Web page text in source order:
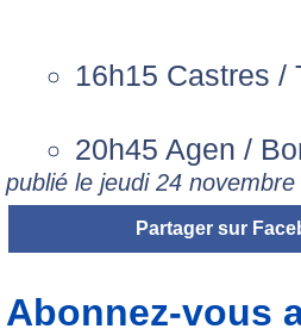
16h15 Castres /
20h45 Agen /
publié le jeudi 24
Partager sur
Abonnez-vous